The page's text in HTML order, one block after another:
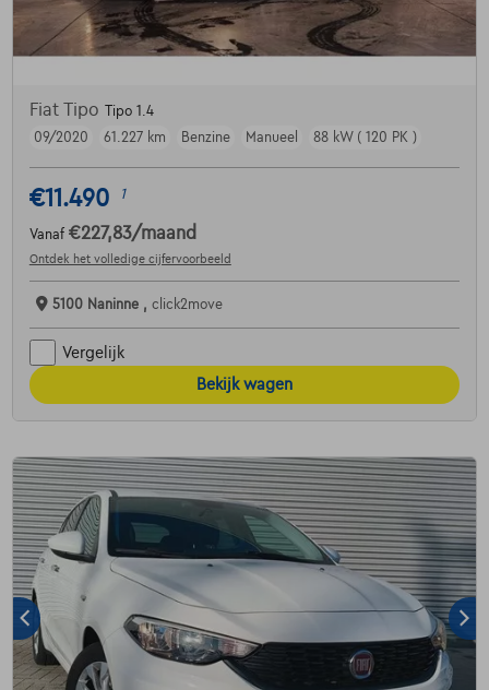
Fiat Tipo
Tipo 1.4
09/2020
61.227 km Benzine Manueel 88 kW ( 120 PK )
€11.490 1
Vanaf €227,83/maand
Ontdek het volledige cijfervoorbeeld
5100 Naninne , click2move
Vergelijk
Bekijk wagen